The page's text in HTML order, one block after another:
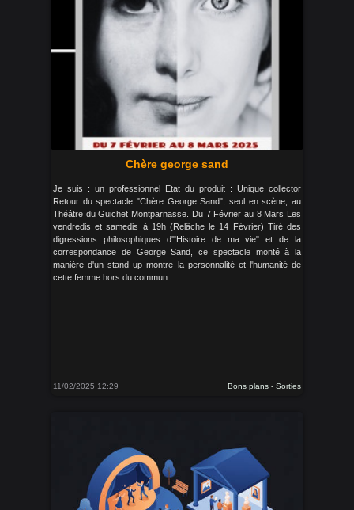
Chère george sand
Je suis : un professionnel Etat du produit : Unique collector
Retour du spectacle "Chère George Sand", seul en scène, au
Théâtre du Guichet Montparnasse. Du 7 Février au 8 Mars Les
vendredis et samedis à 19h (Relâche le 14 Février) Tiré des
digressions philosophiques d'"Histoire de ma vie" et de la
correspondance de George Sand, ce spectacle monté à la
manière d'un stand up montre la personnalité et l'humanité de
cette femme hors du commun.
11/02/2025 12:29 Bons plans - Sorties